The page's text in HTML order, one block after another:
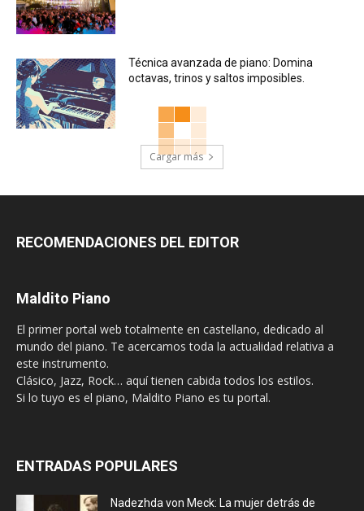
Técnica avanzada de piano: Domina
octavas, trinos y saltos imposibles.
Cargar más
RECOMENDACIONES DEL EDITOR
Maldito Piano
El primer portal web totalmente en castellano, dedicado al
mundo del piano. Te acercamos toda la actualidad relativa a
este instrumento.
Clásico, Jazz, Rock… aquí tienen cabida todos los estilos.
Si lo tuyo es el piano, Maldito Piano es tu portal.
ENTRADAS POPULARES
Nadezhda von Meck: La mujer detrás de